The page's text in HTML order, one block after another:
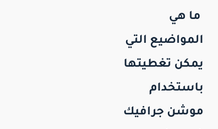
ما هي
المواضيع التي
يمكن تغطيتها
باستخدام
موشن جرافيك